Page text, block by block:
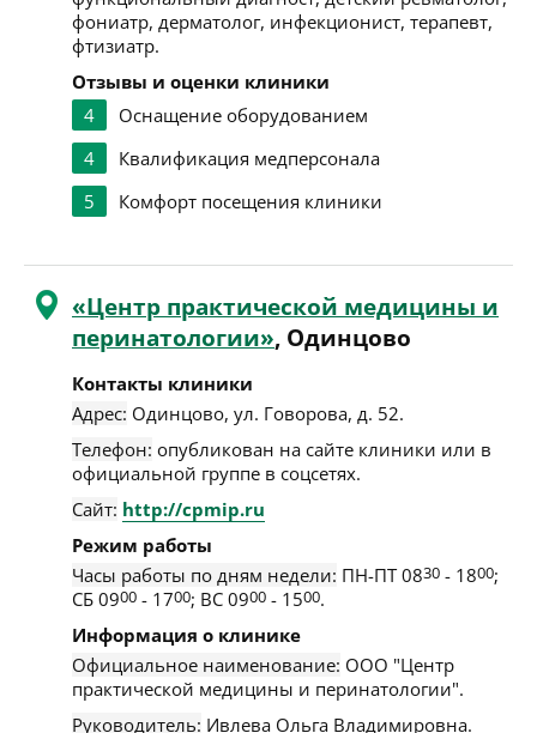
фониатр, дерматолог, инфекционист, терапевт,
фтизиатр.
Отзывы и оценки клиники
4
Оснащение оборудованием
4
Квалификация медперсонала
5
Комфорт посещения клиники
«Центр практической медицины и
перинатологии», Одинцово
Контакты клиники
Адрес: Одинцово, ул. Говорова, д. 52.
Телефон: опубликован на сайте клиники или в
официальной группе в соцсетях.
Сайт: http://cpmip.ru
Режим работы
Часы работы по дням недели: ПН-ПТ 0830 - 1800;
СБ 0900 - 1700; ВС 0900 - 1500.
Информация о клинике
Официальное наименование: ООО "Центр
практической медицины и перинатологии".
Руководитель: Ивлева Ольга Владимировна.